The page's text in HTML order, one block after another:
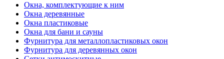
Окна, комплектующие к ним
Окна деревянные
Окна пластиковые
Окна для бани и сауны
Фурнитура для металлопластиковых окон
Фурнитура для деревянных окон